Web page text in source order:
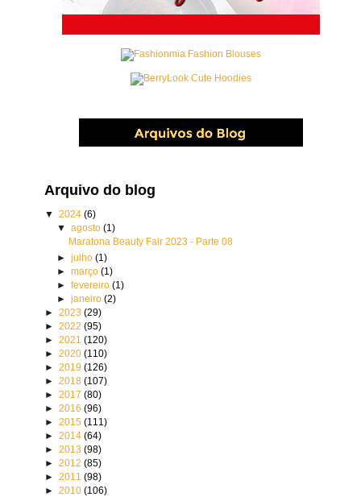
Arquivo do blog
▼2024(6)
▼ agosto (1)
Maratona Beauty Fair 2023 - Parte 08
► julho (1)
► março (1)
► fevereiro (1)
► janeiro (2)
►2023(29)
►2022(95)
►2021(120)
►2020(110)
►2019(126)
►2018(107)
►2017(80)
►2016(96)
►2015(111)
►2014(64)
►2013(98)
►2012(85)
►2011(98)
►2010(106)